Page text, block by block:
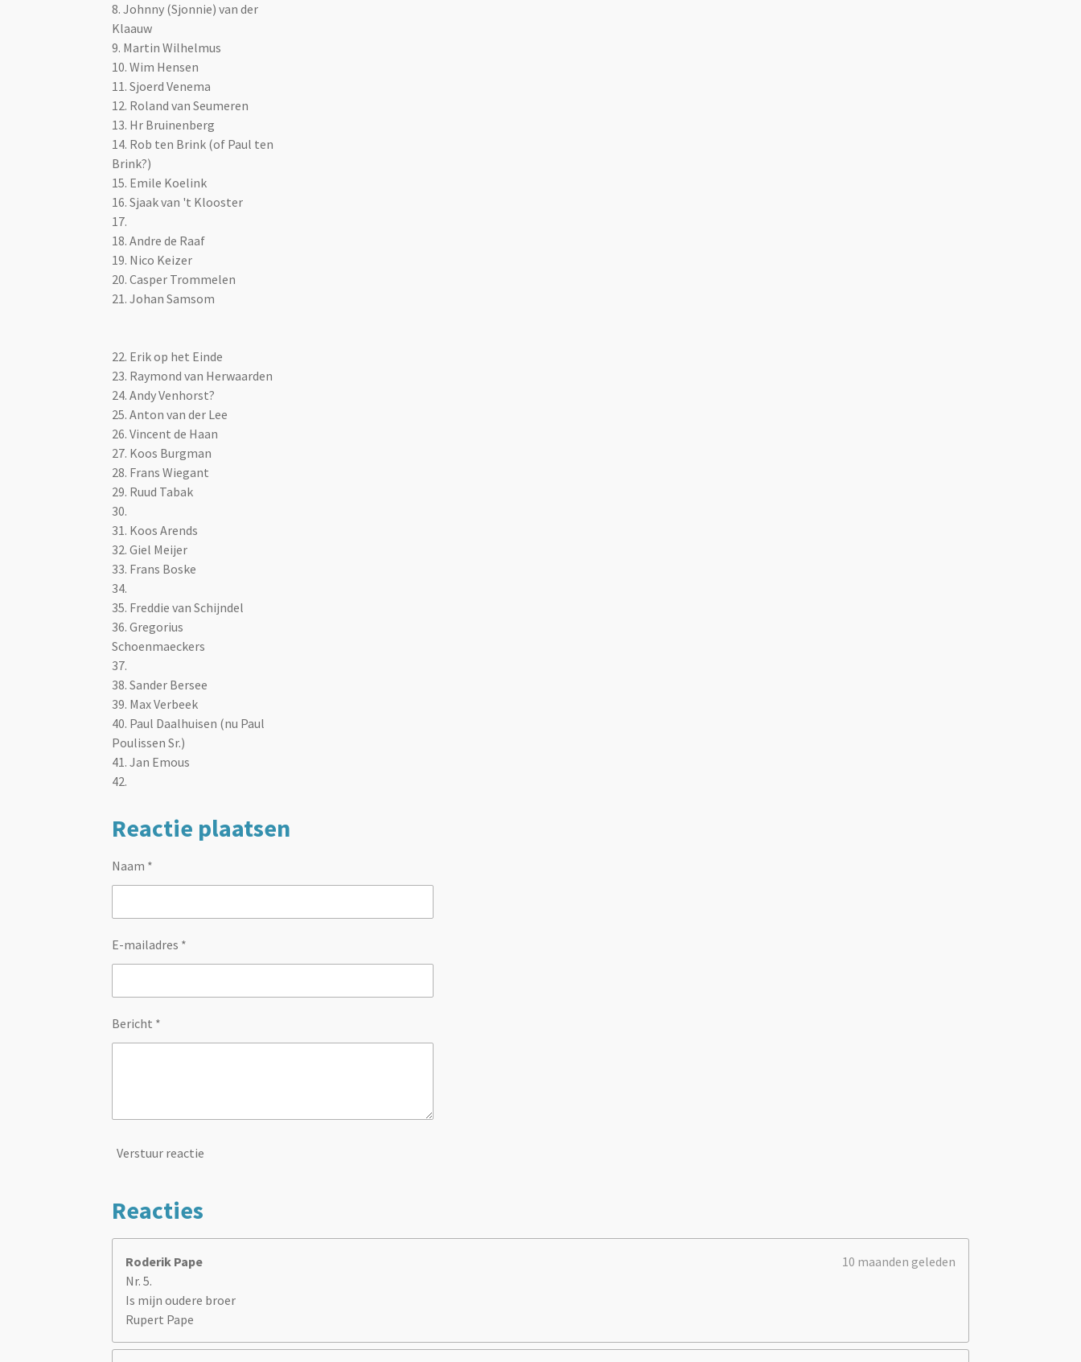
8. Johnny (Sjonnie) van der
Klaauw
9. Martin Wilhelmus
10. Wim Hensen
11. Sjoerd Venema
12. Roland van Seumeren
13. Hr Bruinenberg
14. Rob ten Brink (of Paul ten
Brink?)
15. Emile Koelink
16. Sjaak van 't Klooster
17.
18. Andre de Raaf
19. Nico Keizer
20. Casper Trommelen
21. Johan Samsom
22. Erik op het Einde
23. Raymond van Herwaarden
24. Andy Venhorst?
25. Anton van der Lee
26. Vincent de Haan
27. Koos Burgman
28. Frans Wiegant
29. Ruud Tabak
30.
31. Koos Arends
32. Giel Meijer
33. Frans Boske
34.
35. Freddie van Schijndel
36. Gregorius
Schoenmaeckers
37.
38. Sander Bersee
39. Max Verbeek
40. Paul Daalhuisen (nu Paul
Poulissen Sr.)
41. Jan Emous
42.
Reactie plaatsen
Naam *
E-mailadres *
Bericht *
Verstuur reactie
Reacties
Roderik Pape
10 maanden geleden
Nr. 5.
Is mijn oudere broer
Rupert Pape